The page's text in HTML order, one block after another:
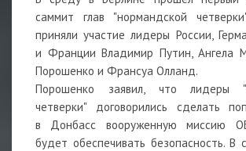
саммит глав "нормандской
приняли участие лидеры России,
и Франции Владимир Путин, Ангела
Порошенко и Франсуа Олланд.
Порошенко заявил, что лидеры
четверки" договорились сделать
в Донбасс вооруженную миссию
будет обеспечивать безопасность. В